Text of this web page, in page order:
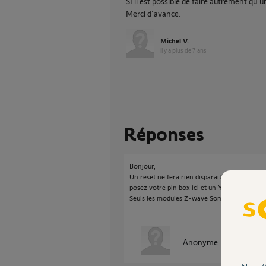
Merci d'avance.
Michel V.
il y a plus de 7 ans
Réponses
Bonjour,
Un reset ne fera rien disparaitre.
posez votre pin box ici et un Yellow's va s'en
Seuls les modules Z-wave Somfy sont
Anonyme